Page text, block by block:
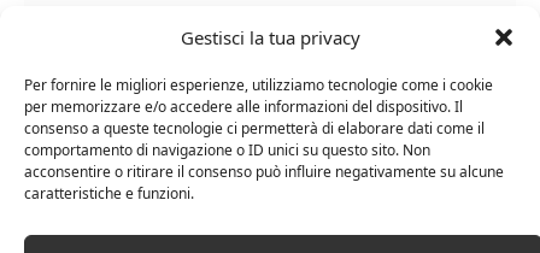
Gestisci la tua privacy
Per fornire le migliori esperienze, utilizziamo tecnologie come i cookie
per memorizzare e/o accedere alle informazioni del dispositivo. Il
consenso a queste tecnologie ci permetterà di elaborare dati come il
comportamento di navigazione o ID unici su questo sito. Non
acconsentire o ritirare il consenso può influire negativamente su alcune
caratteristiche e funzioni.
Chanson Pere & Fils – Chassagne Montrachet
(box 3 x 0,75l) Mr. Vino bianco